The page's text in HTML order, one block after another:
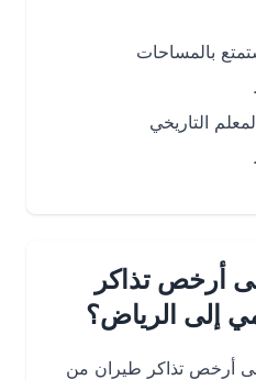
تذاكر
الرياض؟
تذاكر طيران من